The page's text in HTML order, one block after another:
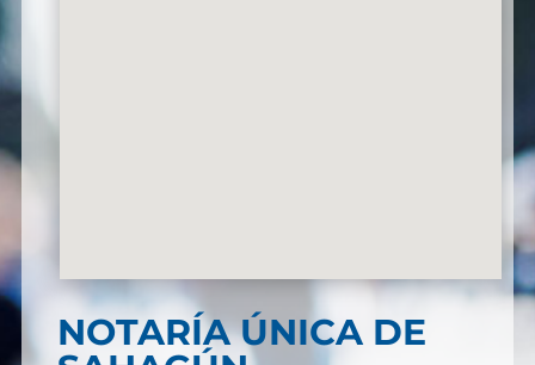
NOTARÍA ÚNICA DE